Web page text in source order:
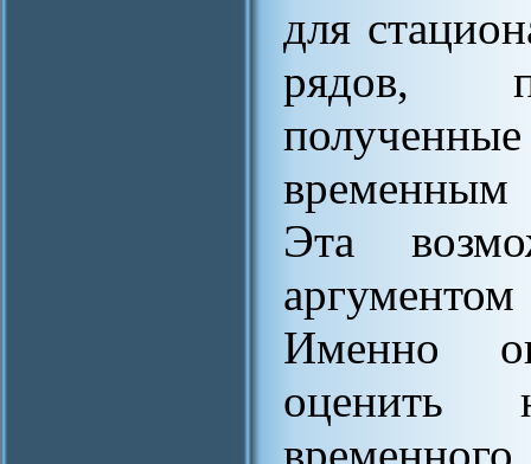
для
рядов,
Эта
Именно
оценить